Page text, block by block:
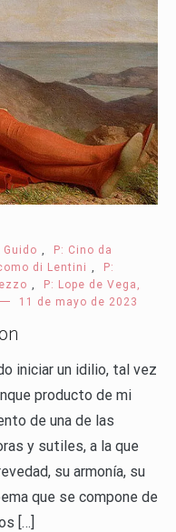
Guido ,
P: Cino da
di Lentini ,
P:
,
P: Lope de Vega,
11 de mayo de 2023
iniciar un idilio, tal vez
producto de mi
de una de las
y sutiles, a la que
su armonía, su
que se compone de
[…]